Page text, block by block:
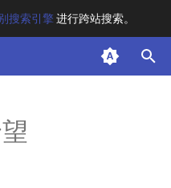
搜索引擎进行跨站搜索。